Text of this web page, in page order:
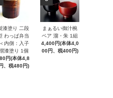
漆塗り 二段
わっぱ弁当
内側：入子
漆塗り 1個
円(本体4,8
、税480円)
まぁるい御汁椀
ペア 溜・朱 1組
4,400円(本体4,0
00円、税400円)